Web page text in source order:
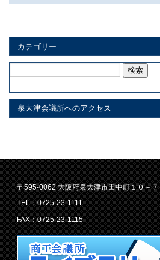
カテゴリー
泉大津会議所へのアクセス
〒595-0062 大阪府泉大津市田中町１０－７
TEL：0725-23-1111
FAX：0725-23-1115